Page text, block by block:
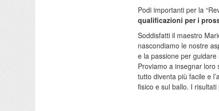
Podi importanti per la
qualificazioni per i
Soddisfatti il maestro
nascondiamo le nostre
e la passione per
Proviamo a insegnar
tutto diventa più facile e
fisico e sul ballo. I